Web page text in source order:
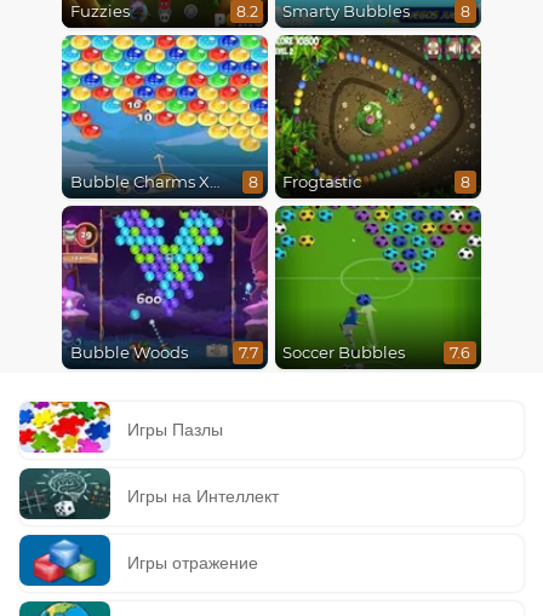
Fuzzies 8.2 Smarty Bubbles 8
Bubble Charms Xmas 8 Frogtastic 8
Bubble Woods 7.7 Soccer Bubbles 7.6
Игры Пазлы
Игры на Интеллект
Игры отражение